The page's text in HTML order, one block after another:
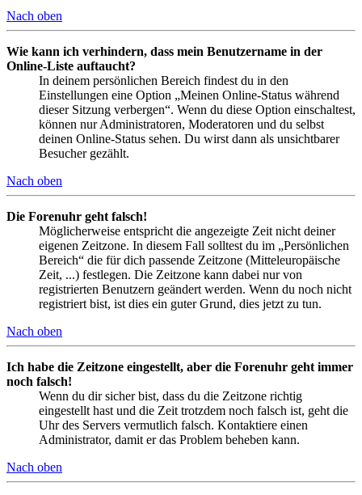
Nach oben
Wie kann ich verhindern, dass mein Benutzername in der
Online-Liste auftaucht?
In deinem persönlichen Bereich findest du in den
Einstellungen eine Option „Meinen Online-Status während
dieser Sitzung verbergen“. Wenn du diese Option einschaltest,
können nur Administratoren, Moderatoren und du selbst
deinen Online-Status sehen. Du wirst dann als unsichtbarer
Besucher gezählt.
Nach oben
Die Forenuhr geht falsch!
Möglicherweise entspricht die angezeigte Zeit nicht deiner
eigenen Zeitzone. In diesem Fall solltest du im „Persönlichen
Bereich“ die für dich passende Zeitzone (Mitteleuropäische
Zeit, ...) festlegen. Die Zeitzone kann dabei nur von
registrierten Benutzern geändert werden. Wenn du noch nicht
registriert bist, ist dies ein guter Grund, dies jetzt zu tun.
Nach oben
Ich habe die Zeitzone eingestellt, aber die Forenuhr geht immer
noch falsch!
Wenn du dir sicher bist, dass du die Zeitzone richtig
eingestellt hast und die Zeit trotzdem noch falsch ist, geht die
Uhr des Servers vermutlich falsch. Kontaktiere einen
Administrator, damit er das Problem beheben kann.
Nach oben